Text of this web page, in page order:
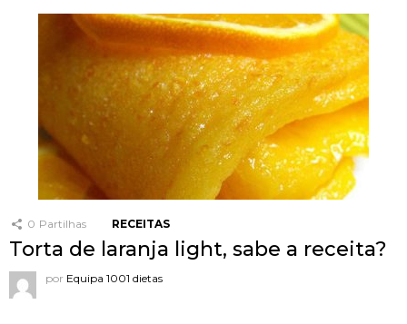
0 Partilhas RECEITAS
Torta de laranja light, sabe a receita?
por Equipa 1001 dietas